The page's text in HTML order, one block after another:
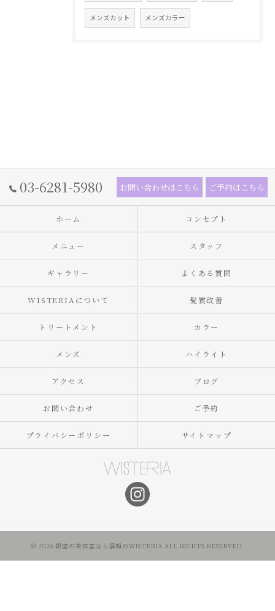
メンズカット メンズカラー
03-6281-5980 お問い合わせはこちら ご予約はこちら
ホーム コンセプト
メニュー スタッフ
ギャラリー よくある質問
WISTERIAについて 髪質改善
トリートメント カラー
メンズ ハイライト
アクセス ブログ
お問い合わせ ご予約
プライバシーポリシー サイトマップ
© 2026 銀座の美容室なら信頼のWISTERIA ALL RIGHTS RESERVED.